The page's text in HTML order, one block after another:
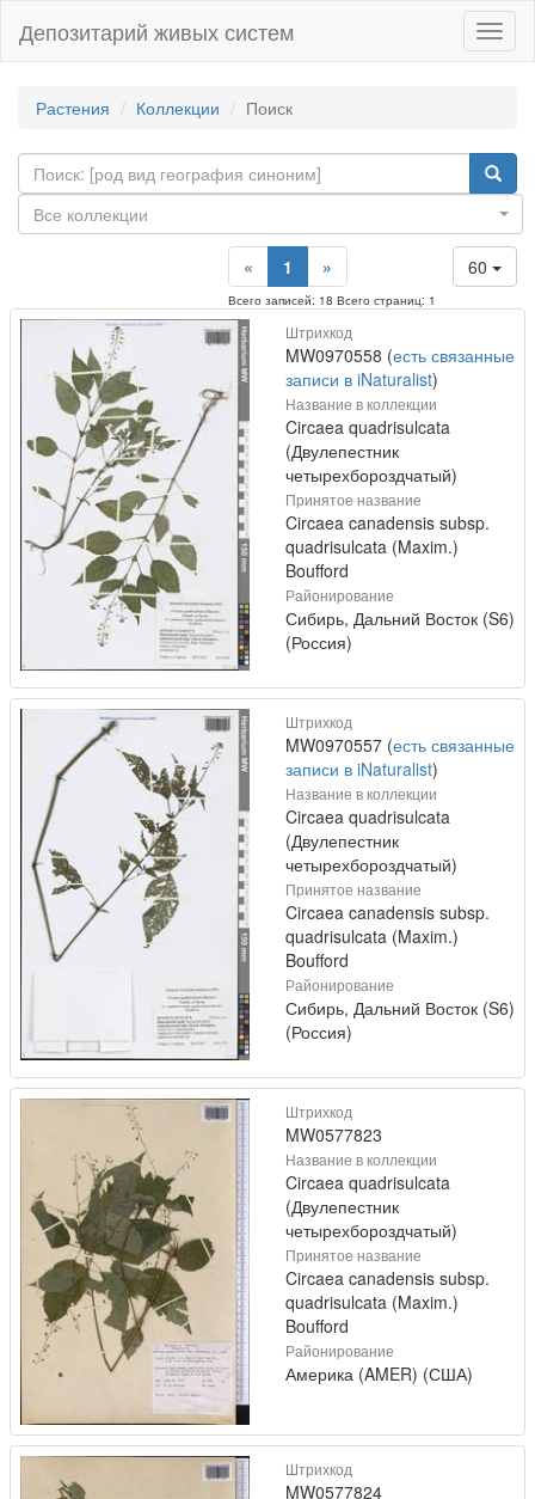
Депозитарий живых систем
Растения Коллекции Поиск
Все коллекции
60
« 1 »
Всего записей: 18 Всего страниц: 1
Штрихкод
MW0970558 (есть связанные
записи в iNaturalist)
Название в коллекции
Circaea quadrisulcata
(Двулепестник
четырехбороздчатый)
Принятое название
Circaea canadensis subsp.
quadrisulcata (Maxim.)
Boufford
Районирование
Сибирь, Дальний Восток (S6)
(Россия)
Штрихкод
MW0970557 (есть связанные
записи в iNaturalist)
Название в коллекции
Circaea quadrisulcata
(Двулепестник
четырехбороздчатый)
Принятое название
Circaea canadensis subsp.
quadrisulcata (Maxim.)
Boufford
Районирование
Сибирь, Дальний Восток (S6)
(Россия)
Штрихкод
MW0577823
Название в коллекции
Circaea quadrisulcata
(Двулепестник
четырехбороздчатый)
Принятое название
Circaea canadensis subsp.
quadrisulcata (Maxim.)
Boufford
Районирование
Америка (AMER) (США)
Штрихкод
MW0577824